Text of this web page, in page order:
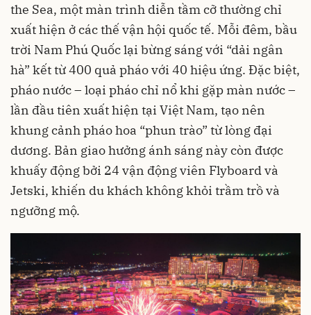
the Sea, một màn trình diễn tầm cỡ thường chỉ
xuất hiện ở các thế vận hội quốc tế. Mỗi đêm, bầu
trời Nam Phú Quốc lại bừng sáng với “dải ngân
hà” kết từ 400 quả pháo với 40 hiệu ứng. Đặc biệt,
pháo nước – loại pháo chỉ nổ khi gặp màn nước –
lần đầu tiên xuất hiện tại Việt Nam, tạo nên
khung cảnh pháo hoa “phun trào” từ lòng đại
dương. Bản giao hưởng ánh sáng này còn được
khuấy động bởi 24 vận động viên Flyboard và
Jetski, khiến du khách không khỏi trầm trồ và
ngưỡng mộ.